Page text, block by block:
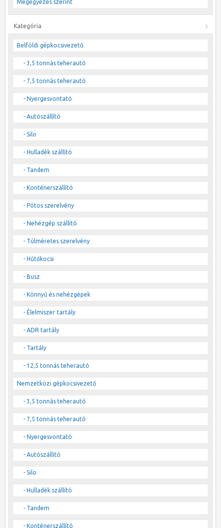
Megegyezés szerint
Kategória
Belföldi gépkocsivezető
- 3,5 tonnás teherautó
- 7,5 tonnás teherautó
- Nyergesvontató
- Autószállító
- Silo
- Hulladék szállító
- Tandem
- Konténerszállító
- Pótos szerelvény
- Nehézgép szállító
- Túlméretes szerelvény
- Hűtőkocsi
- Busz
- Könnyű és nehézgépek
- Élelmiszer tartály
- ADR tartály
- Tartály
- 12,5 tonnás teherautó
Nemzetközi gépkocsivezető
- 3,5 tonnás teherautó
- 7,5 tonnás teherautó
- Nyergesvontató
- Autószállító
- Silo
- Hulladék szállító
- Tandem
- Konténerszállító